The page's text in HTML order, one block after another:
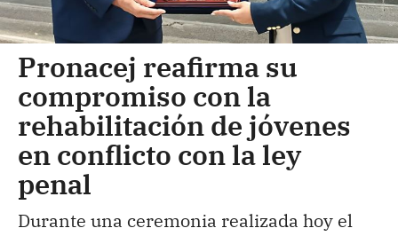
Pronacej reafirma su
compromiso con la
rehabilitación de jóvenes
en conflicto con la ley
penal
Durante una ceremonia realizada hoy el